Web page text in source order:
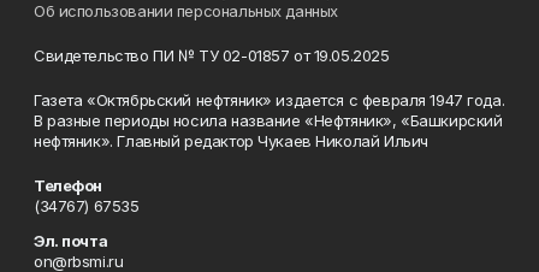
Об использовании персональных данных
Свидетельство ПИ № ТУ 02-01857 от 19.05.2025
Газета «Октябрьский нефтяник» издается с февраля 1947 года.
В разные периоды носила название «Нефтяник», «Башкирский
нефтяник». Главный редактор Чукаев Николай Ильич
Телефон
(34767) 67535
Эл. почта
on@rbsmi.ru